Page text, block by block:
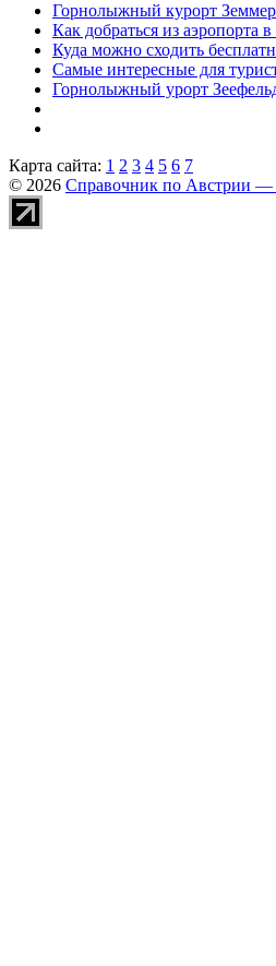
Горнолыжный курорт
Как добраться из аэропорта
Куда можно сходить
Самые интересные для
Горнолыжный урорт
Карта сайта: 1 2 3 4 5 6 7
© 2026 Справочник по Австрии —